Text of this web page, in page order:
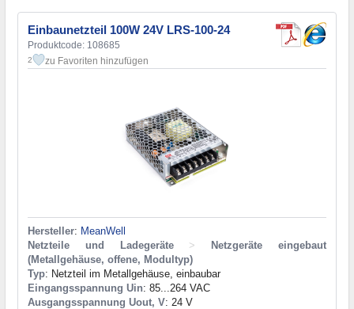
Einbaunetzteil 100W 24V LRS-100-24
Produktcode: 108685
2 zu Favoriten hinzufügen
Hersteller: MeanWell
Netzteile und Ladegeräte
>
Netzgeräte eingebaut
(Metallgehäuse, offene, Modultyp)
Typ: Netzteil im Metallgehäuse, einbaubar
Eingangsspannung Uin: 85...264 VAC
Ausgangsspannung Uout, V: 24 V